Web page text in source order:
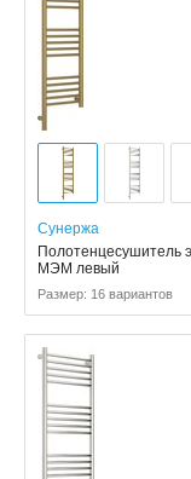
Сунержа
Полотенцесушитель
МЭМ левый
Размер: 16 вариантов